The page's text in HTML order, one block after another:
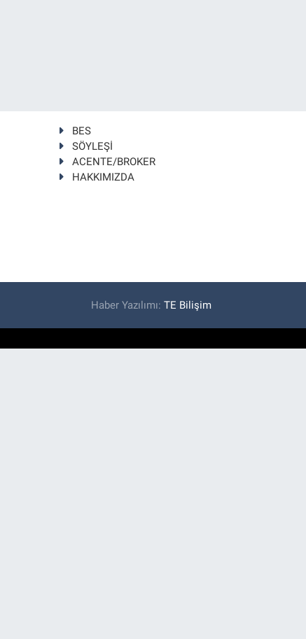
BES
SÖYLEŞİ
ACENTE/BROKER
HAKKIMIZDA
Haber Yazılımı:TE Bilişim